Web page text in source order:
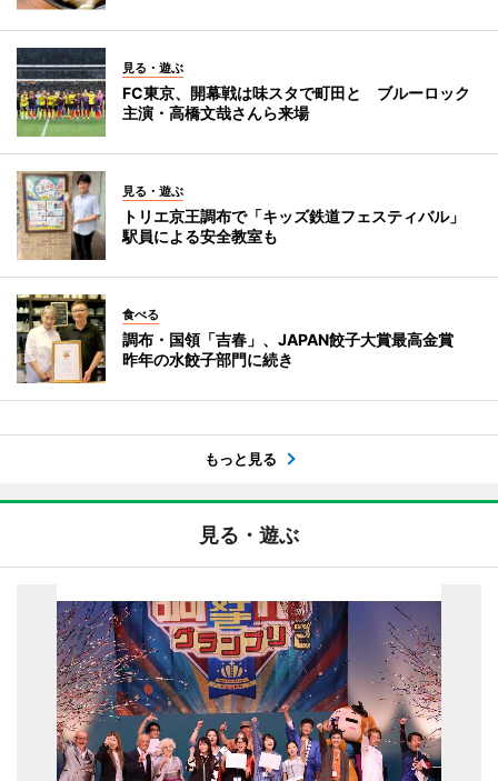
見る・遊ぶ
FC東京、開幕戦は味スタで町田と ブルーロック
主演・高橋文哉さんら来場
見る・遊ぶ
トリエ京王調布で「キッズ鉄道フェスティバル」
駅員による安全教室も
食べる
調布・国領「吉春」、JAPAN餃子大賞最高金賞
昨年の水餃子部門に続き
もっと見る
見る・遊ぶ